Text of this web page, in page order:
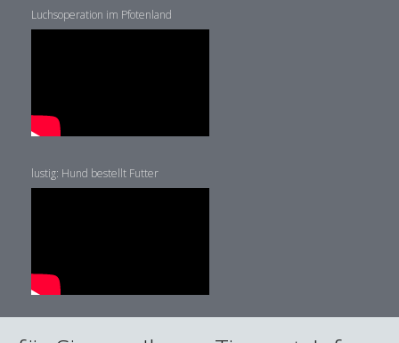
Luchsoperation im Pfotenland
lustig: Hund bestellt Futter